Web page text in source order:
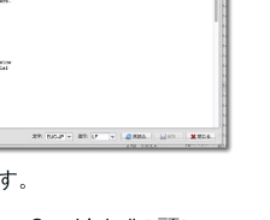
。